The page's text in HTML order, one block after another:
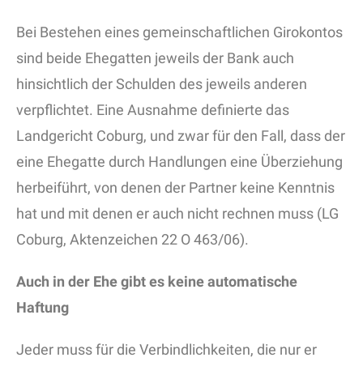
Bei Bestehen eines gemeinschaftlichen Girokontos
sind beide Ehegatten jeweils der Bank auch
hinsichtlich der Schulden des jeweils anderen
verpflichtet. Eine Ausnahme definierte das
Landgericht Coburg, und zwar für den Fall, dass der
eine Ehegatte durch Handlungen eine Überziehung
herbeiführt, von denen der Partner keine Kenntnis
hat und mit denen er auch nicht rechnen muss (LG
Coburg, Aktenzeichen 22 O 463/06).
Auch in der Ehe gibt es keine automatische
Haftung
Jeder muss für die Verbindlichkeiten, die nur er